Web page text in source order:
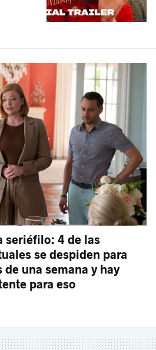
seriéfilo: 4 de las
se despiden para
una semana y hay
para eso